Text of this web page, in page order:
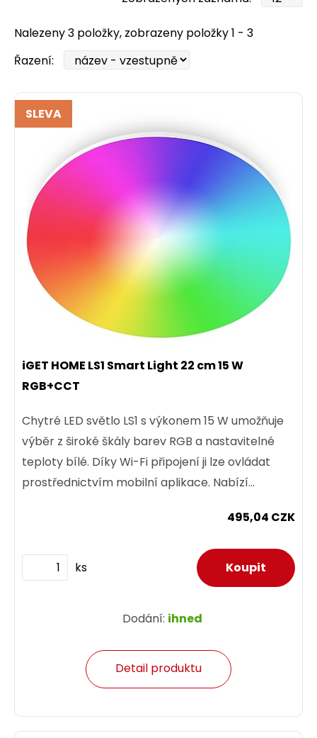
Nalezeny 3 položky, zobrazeny položky 1 - 3
Řazení:
SLEVA
iGET HOME LS1 Smart Light 22 cm 15 W
RGB+CCT
Chytré LED světlo LS1 s výkonem 15 W umožňuje
výběr z široké škály barev RGB a nastavitelné
teploty bílé. Díky Wi-Fi připojení ji lze ovládat
prostřednictvím mobilní aplikace. Nabízí
495,04 CZK
ks
Dodání: ihned
Detail produktu